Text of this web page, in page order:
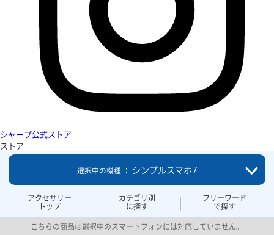
シャープ公式ストア
ストア
アクセサリー
トップ
カテゴリ別
に探す
フリーワード
で探す
選択中の機種 ： シンプルスマホ7
こちらの商品は選択中のスマートフォンには対応していません。